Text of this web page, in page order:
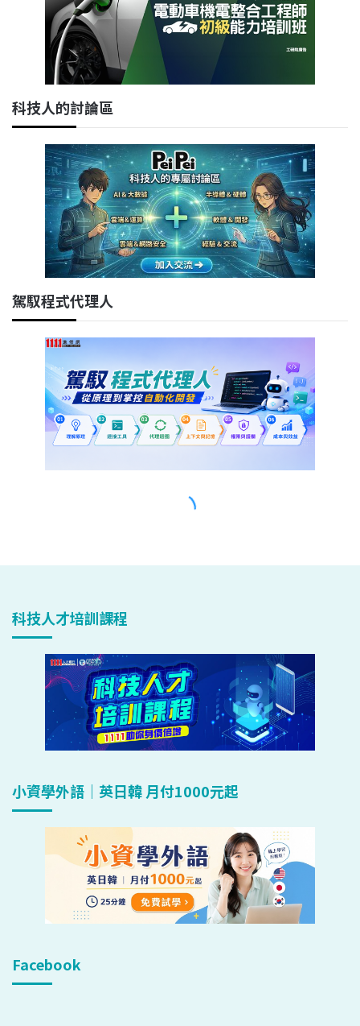
科技人才培訓課程
小資學外語｜英日韓 月付1000元起
Facebook